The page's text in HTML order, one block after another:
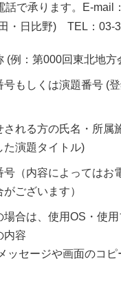
話で承ります。E-mail：
・日比野) TEL：03-
(例：第000回東北地方
号もしくは演題番号 (
される方の氏名・所属
た演題タイトル)
号（内容によってはお
ございます）
場合は、使用OS・使
内容
ッセージや画面のコピ